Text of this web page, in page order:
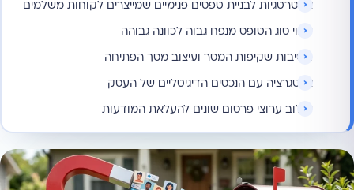
אסטרטגיות לבניית טפסים פנימיים שמייצרים לקוחות משלמים
שינוי סוג הטופס מנפח גבוה לכוונה גבוהה
חשיבות שקיפות המסר ועיצוב מסך הפתיחה
אינטגרציה עם הנכסים הדיגיטליים של העסק
שילוב ערוצי פרסום שונים להעלאת המודעות